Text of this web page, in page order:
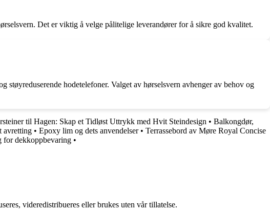
Det er viktig å velge pålitelige leverandører for å sikre god kvalitet.
hodetelefoner. Valget av hørselsvern avhenger av behov og
til Hagen: Skap et Tidløst Uttrykk med Hvit Steindesign • Balkongdør,
avretting • Epoxy lim og dets anvendelser• Terrassebord av Møre Royal Concise
for dekkoppbevaring •
videredistribueres eller brukes uten vår tillatelse.